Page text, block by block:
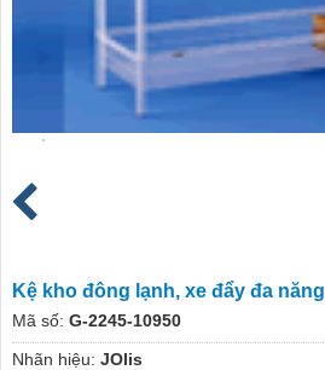
Kệ kho đông lạnh, xe đẩy đa năng
Mã số: G-2245-10950
Nhãn hiệu: JOlis